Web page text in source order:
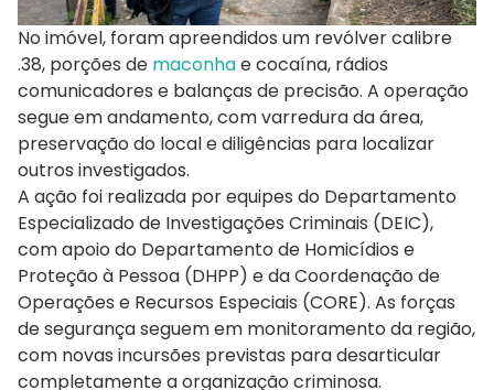
No imóvel, foram apreendidos um revólver calibre
.38, porções de maconhae cocaína, rádios
comunicadores e balanças de precisão. A operação
segue em andamento, com varredura da área,
preservação do local e diligências para localizar
outros investigados.
A ação foi realizada por equipes do Departamento
Especializado de Investigações Criminais (DEIC),
com apoio do Departamento de Homicídios e
Proteção à Pessoa (DHPP) e da Coordenação de
Operações e Recursos Especiais (CORE). As forças
de segurança seguem em monitoramento da região,
com novas incursões previstas para desarticular
completamente a organização criminosa.